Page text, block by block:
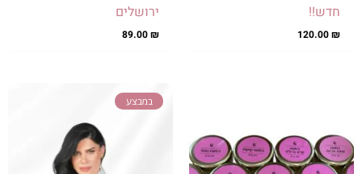
חדש!!
120.00₪
ירושלים
89.00₪
מספר
סוגים.
במבצע
המחיר
היה:
250.00 ₪.
הוא:
199.00 ₪.